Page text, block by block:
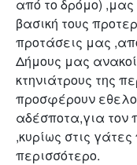
από το δρόμο)
βασική τους
προτάσεις μας
Δήμους μας
κτηνιάτρους της
προσφέρουν
αδέσποτα,για τον
,κυρίως στις
περισσότερο.